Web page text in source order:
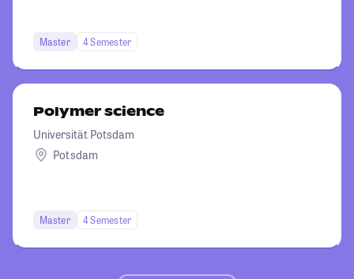
Master 4 Semester
Polymer science
Universität Potsdam
Potsdam
Master 4 Semester